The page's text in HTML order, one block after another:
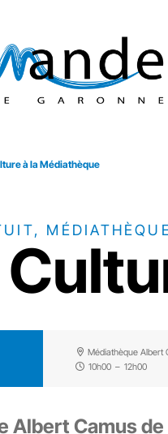
à la Médiathèque
Médiathèque Albert
10h00 – 12h00
Albert Camus